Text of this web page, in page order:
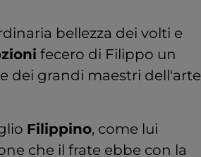
bellezza dei volti e
fecero di Filippo un
dei grandi maestri dell'arte
Filippino, come lui
che il frate ebbe con la